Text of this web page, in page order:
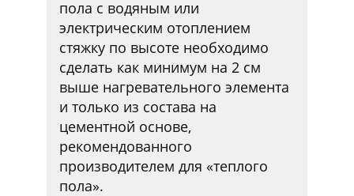
пола с водяным или
электрическим отоплением
стяжку по высоте необходимо
сделать как минимум на 2 см
выше нагревательного элемента
и только из состава на
цементной основе,
рекомендованного
производителем для «теплого
пола».